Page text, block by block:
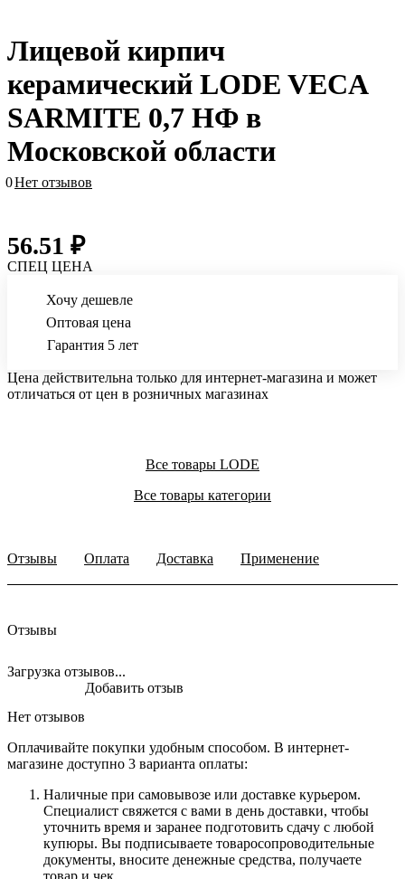
Лицевой кирпич
керамический LODE VECA
SARMITE 0,7 НФ в
Московской области
0Нет отзывов
56.51 ₽
СПЕЦ ЦЕНА
Хочу дешевле
Оптовая цена
Гарантия 5 лет
Цена действительна только для интернет-магазина и может
отличаться от цен в розничных магазинах
Все товары LODE
Все товары категории
Отзывы Оплата Доставка Применение
Отзывы
Загрузка отзывов...
Нет отзывов
Добавить отзыв
Оплачивайте покупки удобным способом. В интернет-
магазине доступно 3 варианта оплаты:
Наличные при самовывозе или доставке курьером.
Специалист свяжется с вами в день доставки, чтобы
уточнить время и заранее подготовить сдачу с любой
купюры. Вы подписываете товаросопроводительные
документы, вносите денежные средства, получаете